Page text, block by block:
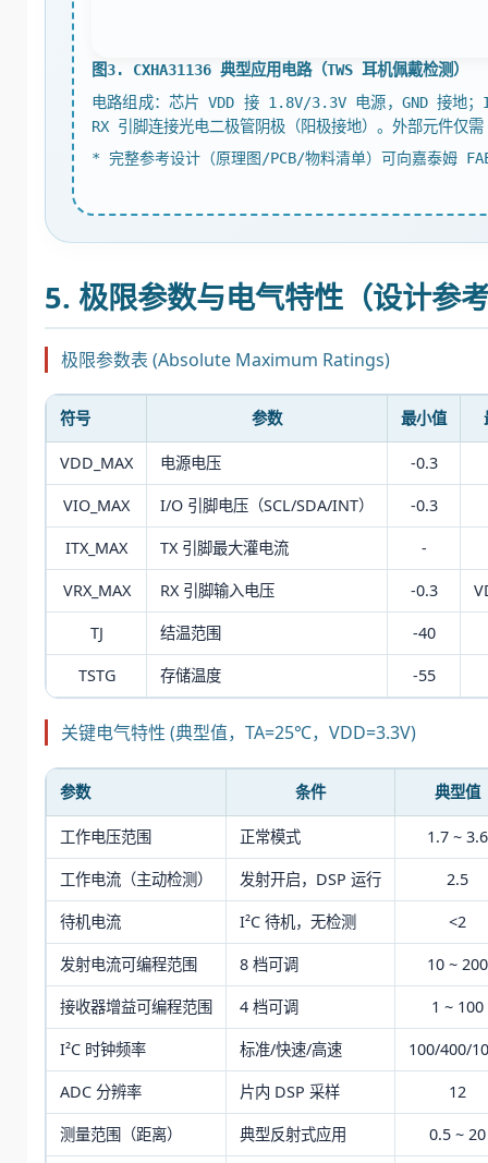
图3. CXHA31136 典型应用电路（TWS 耳机佩戴检测）
电路组成：芯片 VDD 接 1.8V/3.3V 电源，GND 接地
RX 引脚连接光电二极管阴极（阳极接地）。外部元件
* 完整参考设计（原理图/PCB/物料清单）可向嘉泰姆
5. 极限参数与电气特性（设计参
极限参数表 (Absolute Maximum Ratings)
符号 参数 最小值
VDD_MAX 电源电压 -0.3
VIO_MAX I/O 引脚电压（SCL/SDA/INT） -0.3
ITX_MAX TX 引脚最大灌电流 -
VRX_MAX RX 引脚输入电压 -0.3
TJ 结温范围 -40
TSTG 存储温度 -55
关键电气特性 (典型值，TA=25℃，VDD=3.3V)
参数 条件 典型值
工作电压范围 正常模式 1.7 ~ 3.6
工作电流（主动检测） 发射开启，DSP 运行 2.5
待机电流 I²C 待机，无检测 <2
发射电流可编程范围 8 档可调 10 ~ 200
接收器增益可编程范围 4 档可调 1 ~ 100
I²C 时钟频率 标准/快速/高速 100/400/
ADC 分辨率 片内 DSP 采样 12
测量范围（距离） 典型反射式应用 0.5 ~ 20